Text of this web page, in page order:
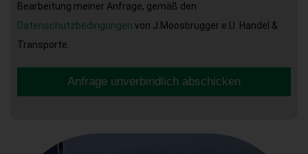
Bearbeitung meiner Anfrage, gemäß den
Datenschutzbedingungen von J.Moosbrugger e.U. Handel &
Transporte.
Anfrage unverbindlich abschicken